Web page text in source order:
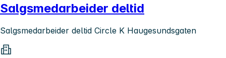
Salgsmedarbeider deltid
Salgsmedarbeider deltid Circle K Haugesundsgaten